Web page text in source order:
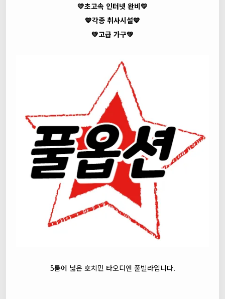
💛초고속 인터넷 완비💛
💙각종 취사시설💙
💚고급 가구💚
5룸에 넓은 호치민 타오디엔 풀빌라입니다.